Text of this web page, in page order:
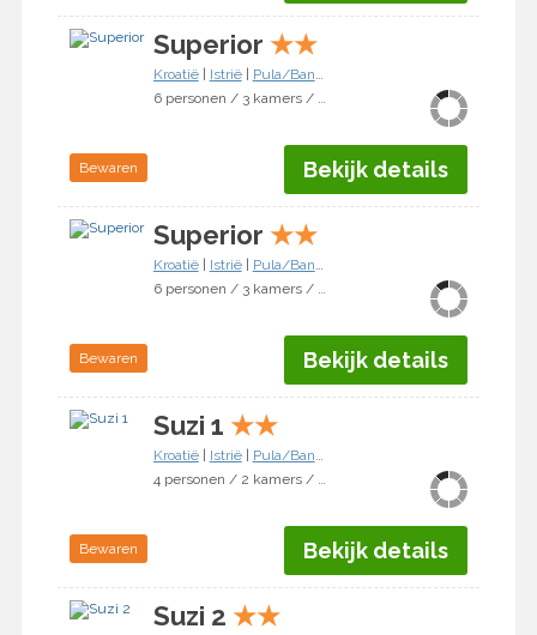
Superior ★★
Kroatië| Istrië| Pula/Banjole
6 personen / 3 kamers / 2 slaapkamers
Bewaren Bekijk details
Superior ★★
Kroatië| Istrië| Pula/Banjole
6 personen / 3 kamers / 2 slaapkamers
Bewaren Bekijk details
Suzi 1 ★★
Kroatië| Istrië| Pula/Banjole
4 personen / 2 kamers / 1 slaapkamer
Bewaren Bekijk details
Suzi 2 ★★